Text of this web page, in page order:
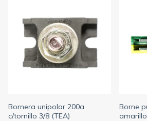
Bornera unipolar 200a
c/tornillo 3/8 (TEA)
Borne